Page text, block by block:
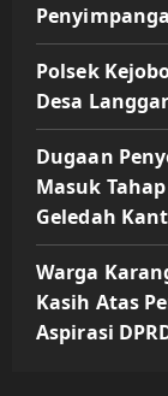
Polsek
Desa Langgar
Dugaan
Masuk
Geledah
Warga
Kasih Atas
Aspirasi